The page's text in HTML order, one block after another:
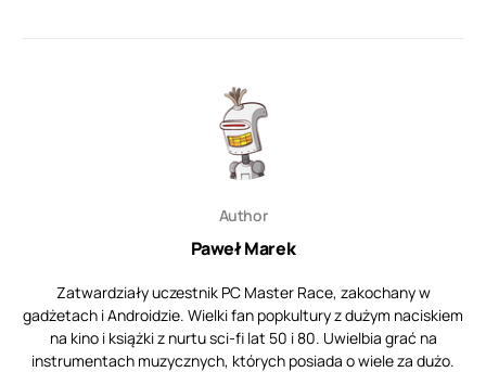
Author
Paweł Marek
Zatwardziały uczestnik PC Master Race, zakochany w
gadżetach i Androidzie. Wielki fan popkultury z dużym naciskiem
na kino i książki z nurtu sci-fi lat 50 i 80. Uwielbia grać na
instrumentach muzycznych, których posiada o wiele za dużo.